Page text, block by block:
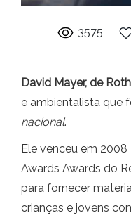
3575
David Mayer, de
e ambientalista que
nacional.
Ele venceu em
Awards Awards do
para fornecer
crianças e jovens